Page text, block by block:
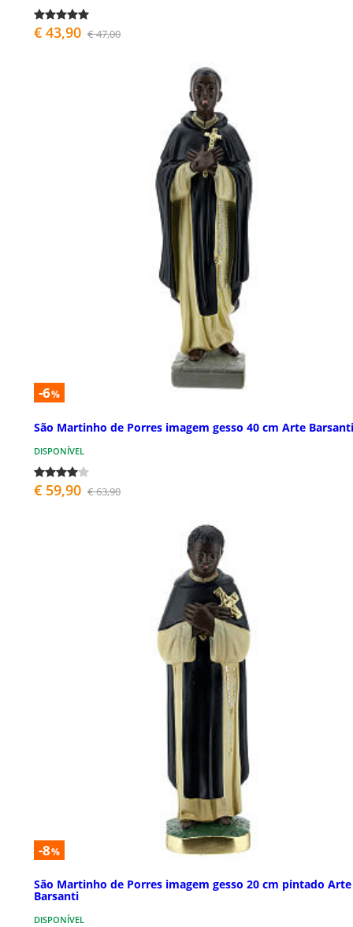
€ 43,90 € 47,00
-6%
São Martinho de Porres imagem gesso 40 cm Arte Barsanti
DISPONÍVEL
€ 59,90 € 63,90
-8%
São Martinho de Porres imagem gesso 20 cm pintado Arte
Barsanti
DISPONÍVEL